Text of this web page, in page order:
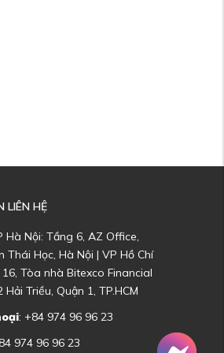
LIÊN HỆ
Hà Nội: Tầng 6, AZ Office,
Thái Học, Hà Nội | VP Hồ Chí
Tòa nhà Bitexco Financial
Triều, Quận 1, TP.HCM
: +84 974 96 96 23
974 96 96 23